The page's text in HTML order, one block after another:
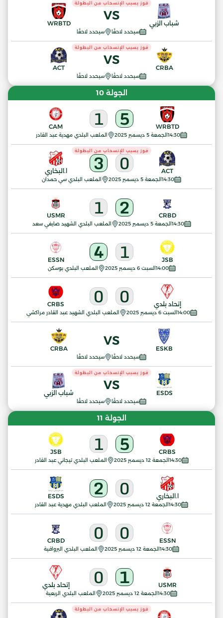
سيحدد لاحقًا سيحدد لاحقًا
شباب الزبي
VS
فوز بسبب الإنسحاب من البطولة
WRBTD
سيحدد لاحقًا سيحدد لاحقًا
CRBA
VS
فوز بسبب الإنسحاب من البطولة
ACT
الجولة 10
14:30الجمعة 5 ديسمبر 2025 الملعب البلدي مهدية عبد القادر
WRBTD
5
1
CAM
14:30الجمعة 5 ديسمبر 2025 الملعب البلدي سي حمدان
ACT
0
3
فوز بسبب الإنسحاب من البطولة
ا.البخاري
14:30الجمعة 5 ديسمبر 2025 الملعب البلدي الشهيد صايفي سعد
CRBD
2
1
USMR
14:00السبت 6 ديسمبر 2025 الملعب البلدي بوسكن
JSB
1
4
ESSN
14:00السبت 6 ديسمبر 2025 الملعب البلدي الشهيد عبد القادر مراكشي
إتحاد بلدي 0
0
CRBS
سيحدد لاحقًا سيحدد لاحقًا
ESKB
VS
CRBA
سيحدد لاحقًا سيحدد لاحقًا
ESDS
VS
فوز بسبب الإنسحاب من البطولة
شباب الزبي
الجولة 11
14:30الجمعة 12 ديسمبر 2025 الملعب البلدي تيجاني عبد القادر
CRBS
5
1
JSB
14:30الجمعة 12 ديسمبر 2025 الملعب البلدي مهدية عبد القادر
ا.البخاري 0
2
ESDS
14:30الجمعة 12 ديسمبر 2025 الملعب البلدي البرواقية
ESSN
0
0
CRBD
14:30الجمعة 12 ديسمبر 2025 الملعب البلدي الربعية
USMR
1
0 إتحاد بلدي
فوز بسبب الإنسحاب من البطولة